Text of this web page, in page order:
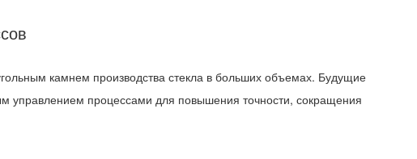
камнем производства стекла в больших объемах. Будущие
управлением процессами для повышения точности, сокращения